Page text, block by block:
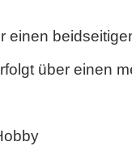
über einen